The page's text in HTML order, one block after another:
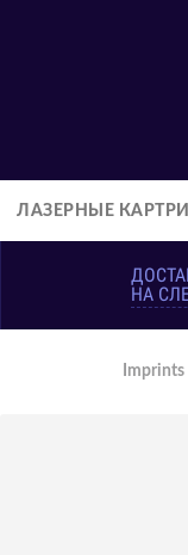
ЛАЗЕРНЫЕ
НА
Imprints